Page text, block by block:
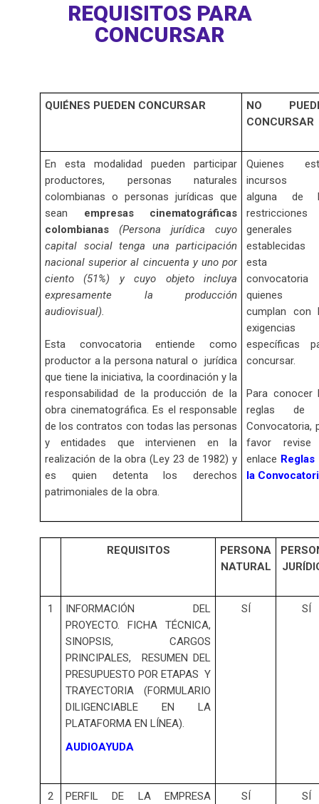
REQUISITOS PARA
CONCURSAR
QUIÉNES PUEDEN CONCURSAR
NO
CONCURSAR
En esta modalidad pueden participar
productores, personas naturales
colombianas o personas jurídicas que
sean empresas cinematográficas
colombianas (Persona jurídica cuyo
capital social tenga una participación
nacional superior al cincuenta y uno por
ciento (51%) y cuyo objeto incluya
expresamente la producción
audiovisual).
Esta convocatoria entiende como
productor a la persona natural o jurídica
que tiene la iniciativa, la coordinación y la
responsabilidad de la producción de la
obra cinematográfica. Es el responsable
de los contratos con todas las personas
y entidades que intervienen en la
realización de la obra (Ley 23 de 1982) y
es quien detenta los derechos
patrimoniales de la obra.
Quienes
incursos
alguna de
restricciones
generales
establecidas
esta
quienes
cumplan con
exigencias
específicas
concursar.
Para conocer
reglas de
Convocatoria,
favor revise
enlace Reglas
la
REQUISITOS
PERSONA
NATURAL
1
INFORMACIÓN DEL
PROYECTO. FICHA TÉCNICA,
SINOPSIS, CARGOS
PRINCIPALES, RESUMEN DEL
PRESUPUESTO POR ETAPAS Y
TRAYECTORIA (FORMULARIO
DILIGENCIABLE EN LA
PLATAFORMA EN LÍNEA).
AUDIOAYUDA
SÍ SÍ
2 PERFIL DE LA EMPRESA SÍ SÍ